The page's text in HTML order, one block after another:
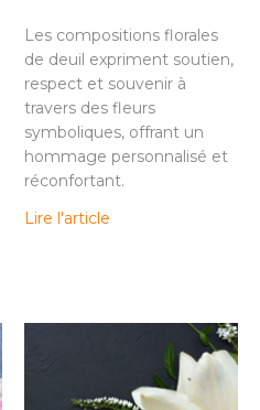
Les compositions florales
de deuil expriment soutien,
respect et souvenir à
travers des fleurs
symboliques, offrant un
hommage personnalisé et
réconfortant.
Lire l'article